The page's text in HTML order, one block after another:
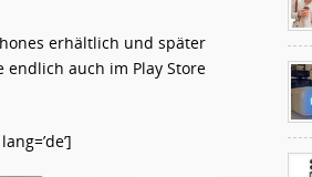
erhältlich und später
auch im Play Store